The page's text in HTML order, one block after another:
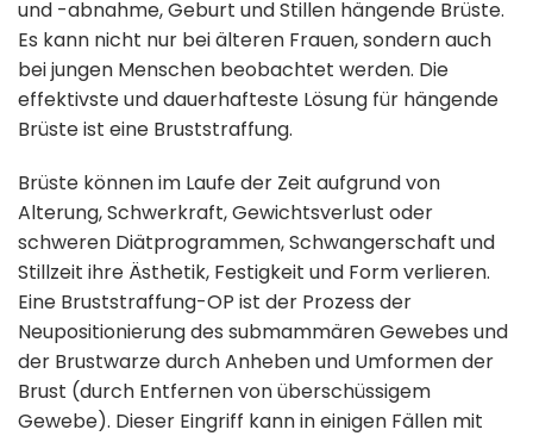
und -abnahme, Geburt und Stillen hängende Brüste.
Es kann nicht nur bei älteren Frauen, sondern auch
bei jungen Menschen beobachtet werden. Die
effektivste und dauerhafteste Lösung für hängende
Brüste ist eine Bruststraffung.
Brüste können im Laufe der Zeit aufgrund von
Alterung, Schwerkraft, Gewichtsverlust oder
schweren Diätprogrammen, Schwangerschaft und
Stillzeit ihre Ästhetik, Festigkeit und Form verlieren.
Eine Bruststraffung-OP ist der Prozess der
Neupositionierung des submammären Gewebes und
der Brustwarze durch Anheben und Umformen der
Brust (durch Entfernen von überschüssigem
Gewebe). Dieser Eingriff kann in einigen Fällen mit